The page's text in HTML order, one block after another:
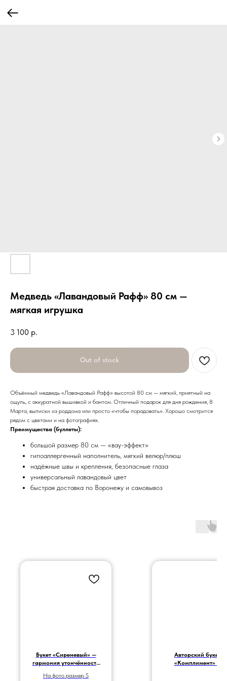
Медведь «Лавандовый Рафф» 80 см —
мягкая игрушка
3 100 р.
Out of stock
Объёмный медведь «Лавандовый Рафф» высотой 80 см — мягкий, приятный на
ощупь, с аккуратной вышивкой и бантом. Отличный подарок для дня рождения, 8
Марта, выписки из роддома или просто «чтобы порадовать». Хорошо смотрится
рядом с цветами и на фотографиях.
Преимущества (буллеты):
большой размер 80 см — «вау-эффект»
гипоаллергенный наполнитель, мягкий велюр/плюш
надёжные швы и крепления, безопасные глаза
универсальный лавандовый цвет
быстрая доставка по Воронежу и самовывоз
Букет «Сиреневый» —
гармония утончённости
На фото размер S
Авторский букет
«Комплимент» —